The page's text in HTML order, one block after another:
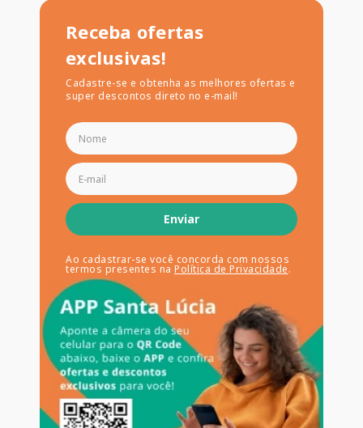
Receba ofertas
exclusivas!
Cadastre-se e obtenha as melhores ofertas e
super descontos direto no e-mail!
Enviar
Ao cadastrar-se você concorda com nossos
termos presentes na Política de Privacidade.